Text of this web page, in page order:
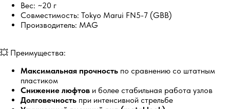
Вес: ~20 г
Совместимость: Tokyo Marui FN5-7 (GBB)
Производитель: MAG
💥 Преимущества:
Максимальная прочность по сравнению со штатным
пластиком
Снижение люфтов и более стабильная работа узлов
Долговечность при интенсивной стрельбе